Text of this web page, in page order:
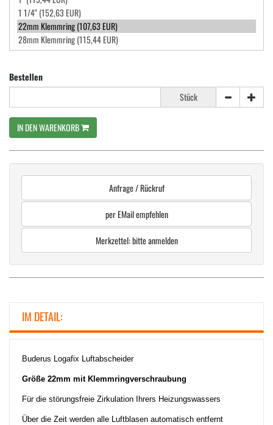
Bestellen
Stück
IN DEN WARENKORB
Anfrage / Rückruf
per EMail empfehlen
Merkzettel: bitte anmelden
IM DETAIL:
Buderus Logafix Luftabscheider
Größe 22mm mit Klemmringverschraubung
Für die störungsfreie Zirkulation Ihrers Heizungswassers
Über die Zeit werden alle Luftblasen automatisch entfernt